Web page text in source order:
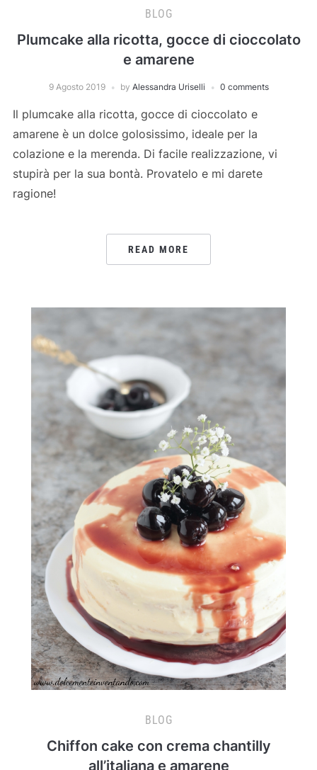
BLOG
Plumcake alla ricotta, gocce di cioccolato
e amarene
9 Agosto 2019 by Alessandra Uriselli 0 comments
Il plumcake alla ricotta, gocce di cioccolato e
amarene è un dolce golosissimo, ideale per la
colazione e la merenda. Di facile realizzazione, vi
stupirà per la sua bontà. Provatelo e mi darete
ragione!
READ MORE
BLOG
Chiffon cake con crema chantilly
all’italiana e amarene